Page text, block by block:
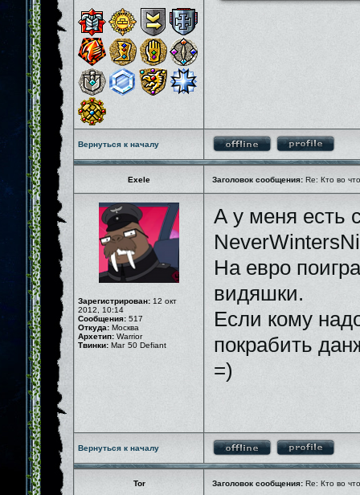
Вернуться к началу
Exele Заголовок сообщения: Re: Кто во
Зарегистрирован: 12 окт
2012, 10:14
Сообщения: 517
Откуда: Москва
Архетип: Warrior
Твинки: Маг 50 Defiant
А у меня есть
На евро
видяшки.
Если кому
покрабить
=)
Вернуться к началу
Tor Заголовок сообщения: Re: Кто во